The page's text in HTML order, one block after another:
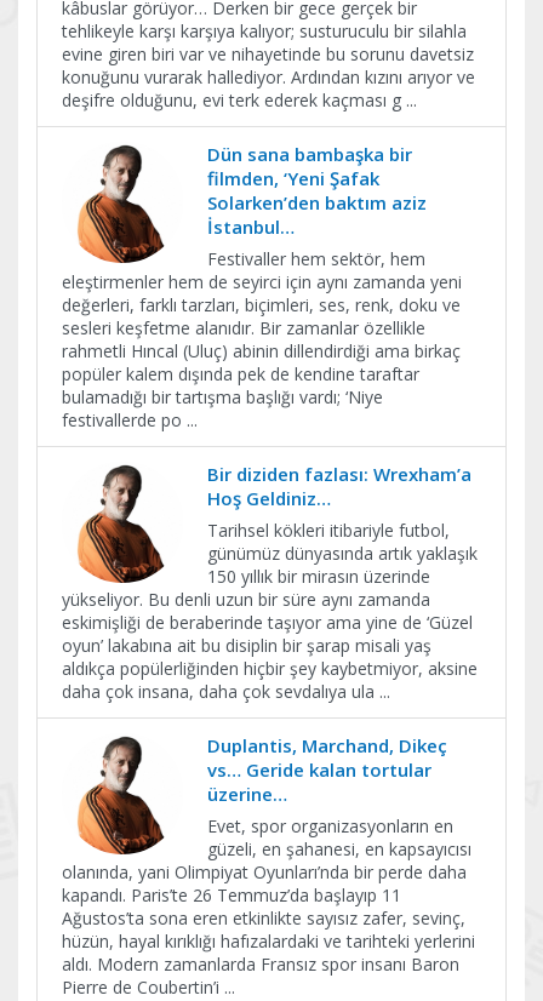
kâbuslar görüyor… Derken bir gece gerçek bir
tehlikeyle karşı karşıya kalıyor; susturuculu bir silahla
evine giren biri var ve nihayetinde bu sorunu davetsiz
konuğunu vurarak hallediyor. Ardından kızını arıyor ve
deşifre olduğunu, evi terk ederek kaçması g ...
Dün sana bambaşka bir
filmden, ‘Yeni Şafak
Solarken’den baktım aziz
İstanbul…
Festivaller hem sektör, hem
eleştirmenler hem de seyirci için aynı zamanda yeni
değerleri, farklı tarzları, biçimleri, ses, renk, doku ve
sesleri keşfetme alanıdır. Bir zamanlar özellikle
rahmetli Hıncal (Uluç) abinin dillendirdiği ama birkaç
popüler kalem dışında pek de kendine taraftar
bulamadığı bir tartışma başlığı vardı; ‘Niye
festivallerde po ...
Bir diziden fazlası: Wrexham’a
Hoş Geldiniz…
Tarihsel kökleri itibariyle futbol,
günümüz dünyasında artık yaklaşık
150 yıllık bir mirasın üzerinde
yükseliyor. Bu denli uzun bir süre aynı zamanda
eskimişliği de beraberinde taşıyor ama yine de ‘Güzel
oyun’ lakabına ait bu disiplin bir şarap misali yaş
aldıkça popülerliğinden hiçbir şey kaybetmiyor, aksine
daha çok insana, daha çok sevdalıya ula ...
Duplantis, Marchand, Dikeç
vs… Geride kalan tortular
üzerine…
Evet, spor organizasyonların en
güzeli, en şahanesi, en kapsayıcısı
olanında, yani Olimpiyat Oyunları’nda bir perde daha
kapandı. Paris’te 26 Temmuz’da başlayıp 11
Ağustos’ta sona eren etkinlikte sayısız zafer, sevinç,
hüzün, hayal kırıklığı hafızalardaki ve tarihteki yerlerini
aldı. Modern zamanlarda Fransız spor insanı Baron
Pierre de Coubertin’i ...